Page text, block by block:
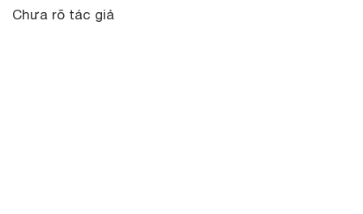
Chưa rõ tác giả